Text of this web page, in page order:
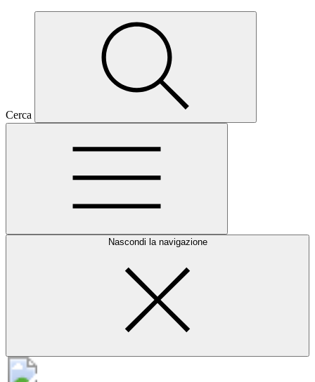
Cerca
Nascondi la navigazione